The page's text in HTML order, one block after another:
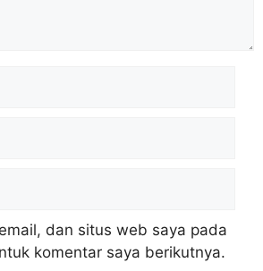
dan situs web saya pada
komentar saya berikutnya.